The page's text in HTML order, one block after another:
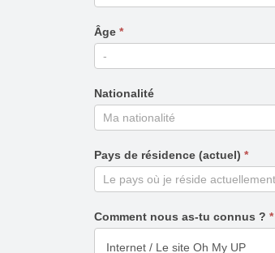
Âge*
Nationalité
Pays de résidence (actuel)*
Comment nous as-tu connus ?*